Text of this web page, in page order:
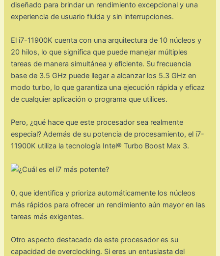
diseñado para brindar un rendimiento excepcional y una
experiencia de usuario fluida y sin interrupciones.
El i7-11900K cuenta con una arquitectura de 10 núcleos y
20 hilos, lo que significa que puede manejar múltiples
tareas de manera simultánea y eficiente. Su frecuencia
base de 3.5 GHz puede llegar a alcanzar los 5.3 GHz en
modo turbo, lo que garantiza una ejecución rápida y eficaz
de cualquier aplicación o programa que utilices.
Pero, ¿qué hace que este procesador sea realmente
especial? Además de su potencia de procesamiento, el i7-
11900K utiliza la tecnología Intel® Turbo Boost Max 3.
0, que identifica y prioriza automáticamente los núcleos
más rápidos para ofrecer un rendimiento aún mayor en las
tareas más exigentes.
Otro aspecto destacado de este procesador es su
capacidad de overclocking. Si eres un entusiasta del